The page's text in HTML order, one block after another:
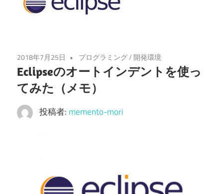
2018年7月25日 プログラミング/ 開発環境
Eclipseのオートインデントを使っ
てみた（メモ）
投稿者: memento-mori